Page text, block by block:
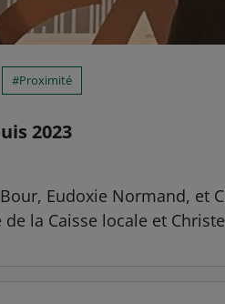
Proximité
2023
Eudoxie Normand, et
la Caisse locale et